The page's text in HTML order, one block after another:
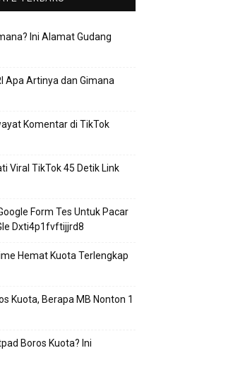
Ini Alamat Gudang
Apa Artinya dan Gimana
Komentar di TikTok
Viral TikTok 45 Detik Link
Form Tes Untuk Pacar
Dxti4p1fvftijjrd8
Hemat Kuota Terlengkap
Kuota, Berapa MB Nonton 1
Boros Kuota? Ini